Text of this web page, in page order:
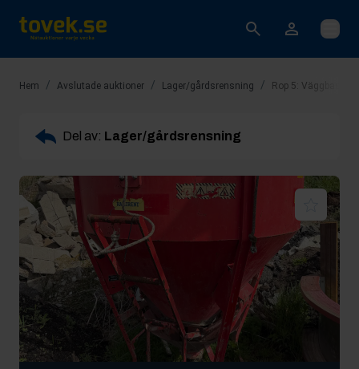
Öppna
Hem / Avslutade auktioner / Lager/gårdsrensning / Rop 5: Väggbask
Del av: Lager/gårdsrensning